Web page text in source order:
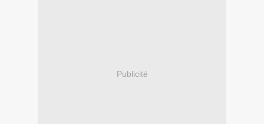
Publicité